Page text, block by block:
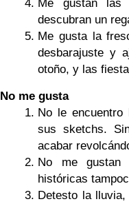
Me gustan las
descubran un
Me gusta la
desbarajuste y
otoño, y las
No me gusta
No le
sus sketchs.
acabar
No me
históricas
Detesto la